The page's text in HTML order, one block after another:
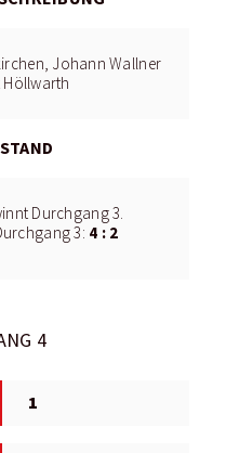
Johann Wallner
Höllwarth
Durchgang 3.
3: 4 : 2
4
1